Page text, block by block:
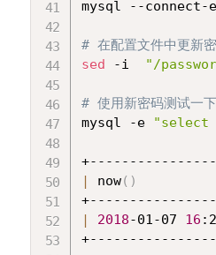
mysql --connect-
# 在配置文件中更新
sed
-i "/
# 使用新密码测试一下
mysql -e "select
now( )
2018-01-07 16